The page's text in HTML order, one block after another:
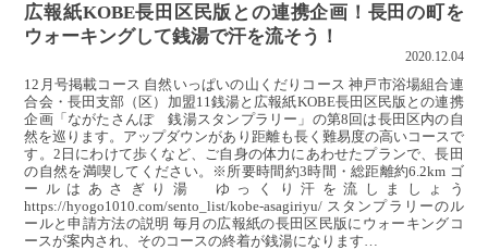
広報紙KOBE長田区民版との連携企画！長田の町を
ウォーキングして銭湯で汗を流そう！
2020.12.04
12月号掲載コース 自然いっぱいの山くだりコース 神戸市浴場組合連
合会・長田支部（区）加盟11銭湯と広報紙KOBE長田区民版との連携
企画「ながたさんぽ 銭湯スタンプラリー」の第8回は長田区内の自
然を巡ります。アップダウンがあり距離も長く難易度の高いコースで
す。2日にわけて歩くなど、ご自身の体力にあわせたプランで、長田
の自然を満喫してください。※所要時間約3時間・総距離約6.2km ゴ
ールはあさぎり湯 ゆっくり汗を流しましょう
https://hyogo1010.com/sento_list/kobe-asagiriyu/ スタンプラリーのル
ールと申請方法の説明 毎月の広報紙の長田区民版にウォーキングコ
ースが案内され、そのコースの終着が銭湯になります…